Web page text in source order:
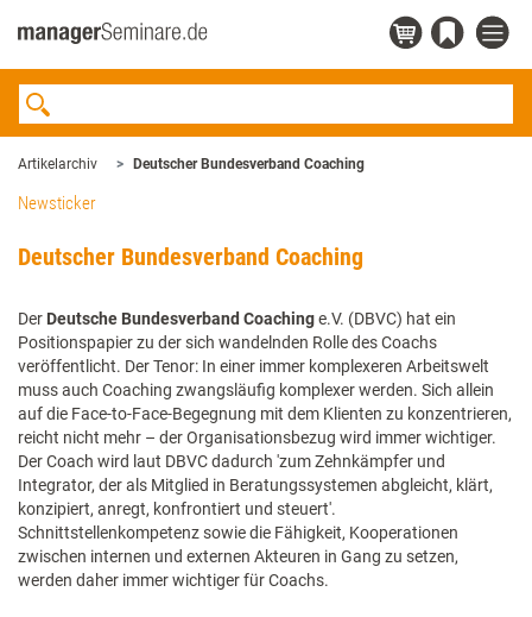
Artikelarchiv Deutscher Bundesverband Coaching
Newsticker
Deutscher Bundesverband Coaching
Der Deutsche Bundesverband Coachinge.V. (DBVC) hat ein
Positionspapier zu der sich wandelnden Rolle des Coachs
veröffentlicht. Der Tenor: In einer immer komplexeren Arbeitswelt
muss auch Coaching zwangsläufig komplexer werden. Sich allein
auf die Face-to-Face-Begegnung mit dem Klienten zu konzentrieren,
reicht nicht mehr – der Organisationsbezug wird immer wichtiger.
Der Coach wird laut DBVC dadurch 'zum Zehnkämpfer und
Integrator, der als Mitglied in Beratungssystemen abgleicht, klärt,
konzipiert, anregt, konfrontiert und steuert'.
Schnittstellenkompetenz sowie die Fähigkeit, Kooperationen
zwischen internen und externen Akteuren in Gang zu setzen,
werden daher immer wichtiger für Coachs.